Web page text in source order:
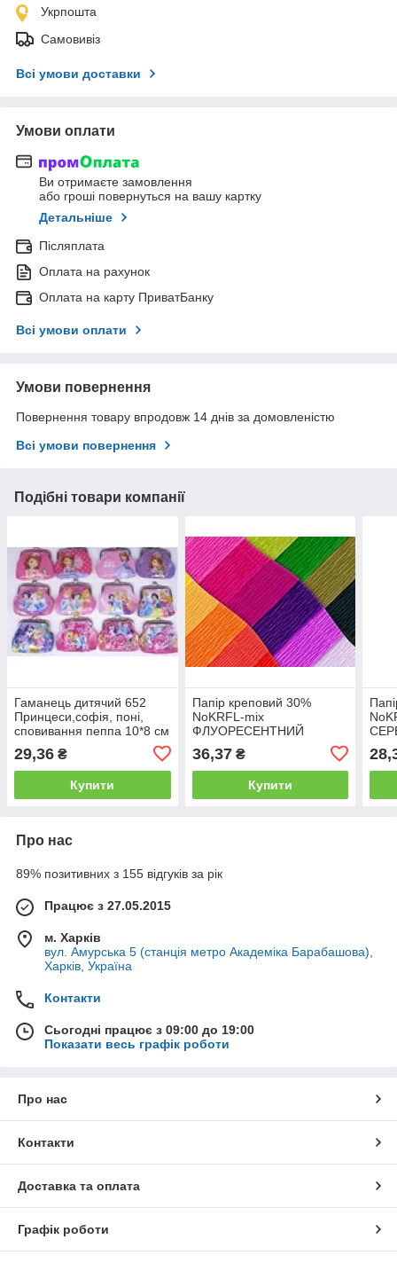
Укрпошта
Самовивіз
Всі умови доставки
Умови оплати
Ви отримаєте замовлення
або гроші повернуться на вашу картку
Детальніше
Післяплата
Оплата на рахунок
Оплата на карту ПриватБанку
Всі умови оплати
Умови повернення
Повернення товару впродовж 14 днів за домовленістю
Всі умови повернення
Подібні товари компанії
Гаманець дитячий 652
Принцеси,софія, поні,
сповивання пеппа 10*8 см
29,36 ₴
Купити
Папір креповий 30%
NoKRFL-mix
ФЛУОРЕСЕНТНИЙ
50*200см, 20 г/м2 (10 уп)
ціна за 1 шт.
36,37₴
Купити
Про нас
89% позитивних з 155 відгуків за рік
Працює з 27.05.2015
м. Харків
вул. Амурська 5 (станція метро Академіка Барабашова),
Харків, Україна
Контакти
Сьогодні працює з 09:00 до 19:00
Показати весь графік роботи
Про нас
Контакти
Доставка та оплата
Графік роботи